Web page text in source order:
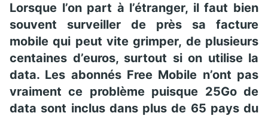
Lorsque l’on part à l’étranger, il faut bien
souvent surveiller de près sa facture
mobile qui peut vite grimper, de plusieurs
centaines d’euros, surtout si on utilise la
data. Les abonnés Free Mobile n’ont pas
vraiment ce problème puisque 25Go de
data sont inclus dans plus de 65 pays du